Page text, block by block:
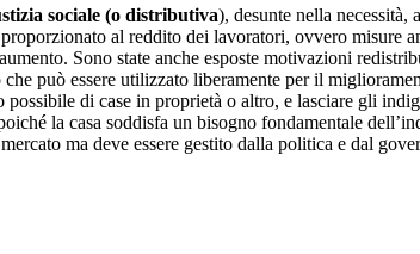
sociale (o distributiva), desunte nella necessità,
al reddito dei lavoratori, ovvero misure
Sono state anche esposte motivazioni
può essere utilizzato liberamente per il
di case in proprietà o altro, e lasciare gli
la casa soddisfa un bisogno fondamentale
ma deve essere gestito dalla politica e dal